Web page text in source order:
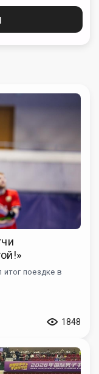
поездке в
1848